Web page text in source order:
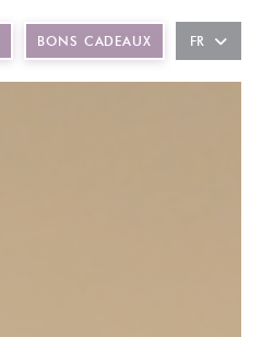
BONS CADEAUX FR